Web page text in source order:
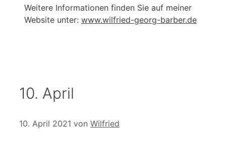
Weitere Informationen finden Sie auf meiner
Website unter: www.wilfried-georg-barber.de
10. April
10. April 2021 von Wilfried